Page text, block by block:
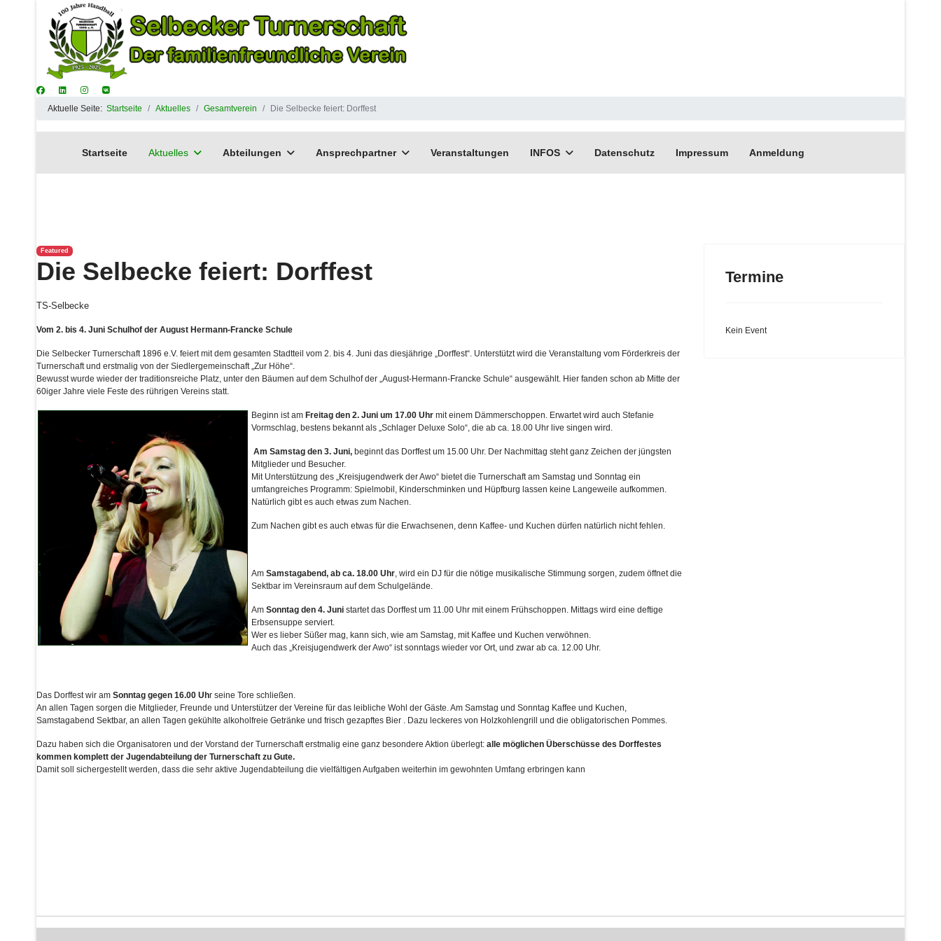
Aktuelle Seite: Startseite Aktuelles Gesamtverein Die Selbecke feiert: Dorffest
Startseite Aktuelles Abteilungen Ansprechpartner Veranstaltungen INFOS Datenschutz Impressum Anmeldung
Featured
Die Selbecke feiert: Dorffest
TS-Selbecke
Vom 2. bis 4. Juni Schulhof der August Hermann-Francke Schule
Die Selbecker Turnerschaft 1896 e.V. feiert mit dem gesamten Stadtteil vom 2. bis 4. Juni das diesjährige „Dorffest“. Unterstützt wird die Veranstaltung vom Förderkreis der
Turnerschaft und erstmalig von der Siedlergemeinschaft „Zur Höhe“.
Bewusst wurde wieder der traditionsreiche Platz, unter den Bäumen auf dem Schulhof der „August-Hermann-Francke Schule“ ausgewählt. Hier fanden schon ab Mitte der
60iger Jahre viele Feste des rührigen Vereins statt.
Beginn ist am Freitag den 2. Juni um 17.00 Uhr mit einem Dämmerschoppen. Erwartet wird auch Stefanie
Vormschlag, bestens bekannt als „Schlager Deluxe Solo“, die ab ca. 18.00 Uhr live singen wird.
Am Samstag den 3. Juni, beginnt das Dorffest um 15.00 Uhr. Der Nachmittag steht ganz Zeichen der jüngsten
Mitglieder und Besucher.
Mit Unterstützung des „Kreisjugendwerk der Awo“ bietet die Turnerschaft am Samstag und Sonntag ein
umfangreiches Programm: Spielmobil, Kinderschminken und Hüpfburg lassen keine Langeweile aufkommen.
Natürlich gibt es auch etwas zum Nachen.
Zum Nachen gibt es auch etwas für die Erwachsenen, denn Kaffee- und Kuchen dürfen natürlich nicht fehlen.
Am Samstagabend, ab ca. 18.00 Uhr, wird ein DJ für die nötige musikalische Stimmung sorgen, zudem öffnet die
Sektbar im Vereinsraum auf dem Schulgelände.
Am Sonntag den 4. Juni startet das Dorffest um 11.00 Uhr mit einem Frühschoppen. Mittags wird eine deftige
Erbsensuppe serviert.
Wer es lieber Süßer mag, kann sich, wie am Samstag, mit Kaffee und Kuchen verwöhnen.
Auch das „Kreisjugendwerk der Awo“ ist sonntags wieder vor Ort, und zwar ab ca. 12.00 Uhr.
Das Dorffest wir am Sonntag gegen 16.00 Uhr seine Tore schließen.
An allen Tagen sorgen die Mitglieder, Freunde und Unterstützer der Vereine für das leibliche Wohl der Gäste. Am Samstag und Sonntag Kaffee und Kuchen,
Samstagabend Sektbar, an allen Tagen gekühlte alkoholfreie Getränke und frisch gezapftes Bier . Dazu leckeres von Holzkohlengrill und die obligatorischen Pommes.
Dazu haben sich die Organisatoren und der Vorstand der Turnerschaft erstmalig eine ganz besondere Aktion überlegt: alle möglichen Überschüsse des Dorffestes
kommen komplett der Jugendabteilung der Turnerschaft zu Gute.
Damit soll sichergestellt werden, dass die sehr aktive Jugendabteilung die vielfältigen Aufgaben weiterhin im gewohnten Umfang erbringen kann
Termine
Kein Event